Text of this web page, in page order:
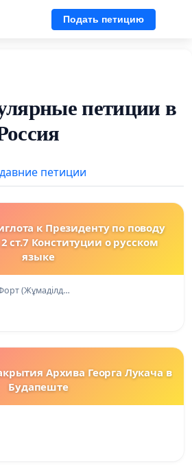
Подать петицию
петиции в
петиции
к Президенту по поводу
ст.7 Конституции о русском
языке
(Жұмаділд…
Архива Георга Лукача в
Будапеште